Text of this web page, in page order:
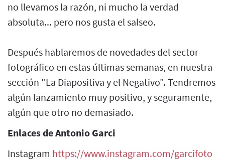
no llevamos la razón, ni mucho la verdad
absoluta... pero nos gusta el salseo.
Después hablaremos de novedades del sector
fotográfico en estas últimas semanas, en nuestra
sección "La Diapositiva y el Negativo". Tendremos
algún lanzamiento muy positivo, y seguramente,
algún que otro no demasiado.
Enlaces de Antonio Garci
Instagram https://www.instagram.com/garcifoto